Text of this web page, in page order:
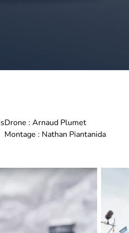
Drone : Arnaud Plumet
Montage : Nathan Piantanida